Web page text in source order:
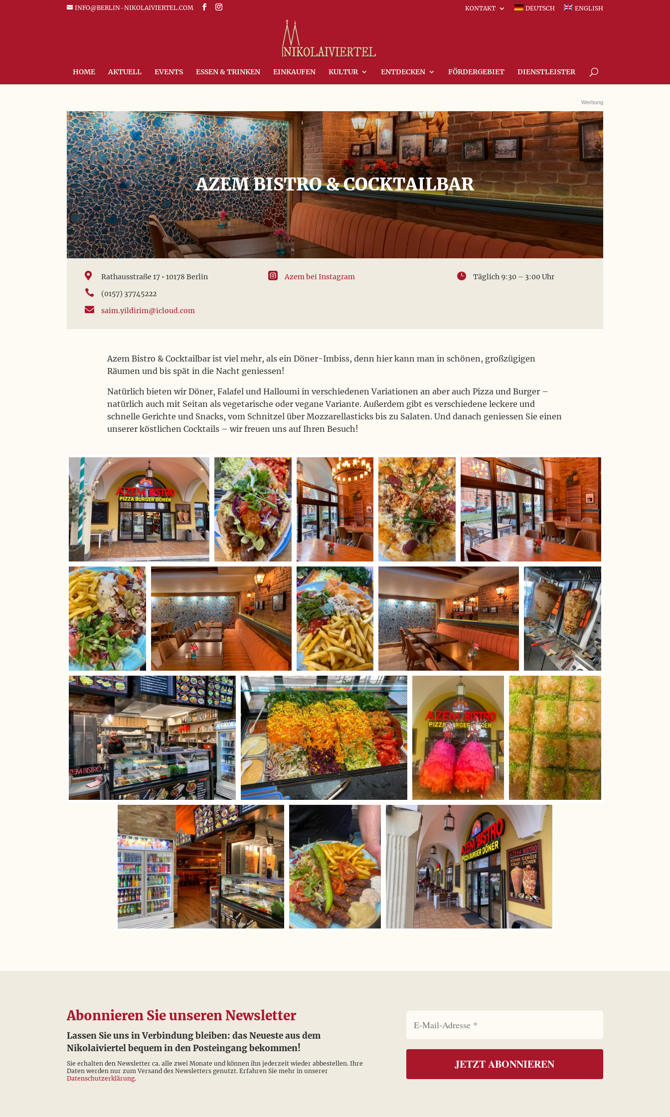
INFO@BERLIN-NIKOLAIVIERTEL.COM KONTAKT DEUTSCH ENGLISH
HOME AKTUELL EVENTS ESSEN & TRINKEN EINKAUFEN KULTUR ENTDECKEN FÖRDERGEBIET DIENSTLEISTER
Werbung
AZEM BISTRO & COCKTAILBAR
 Rathausstraße 17 • 10178 Berlin
 (0157) 37745222
 saim.yildirim@icloud.com
 Azem bei Instagram  Täglich 9:30 – 3:00 Uhr
Azem Bistro & Cocktailbar ist viel mehr, als ein Döner-Imbiss, denn hier kann man in schönen, großzügigen
Räumen und bis spät in die Nacht geniessen!
Natürlich bieten wir Döner, Falafel und Halloumi in verschiedenen Variationen an aber auch Pizza und Burger –
natürlich auch mit Seitan als vegetarische oder vegane Variante. Außerdem gibt es verschiedene leckere und
schnelle Gerichte und Snacks, vom Schnitzel über Mozzarellasticks bis zu Salaten. Und danach geniessen Sie einen
unserer köstlichen Cocktails – wir freuen uns auf Ihren Besuch!
Abonnieren Sie unseren Newsletter
Lassen Sie uns in Verbindung bleiben: das Neueste aus dem
Nikolaiviertel bequem in den Posteingang bekommen!
Sie erhalten den Newsletter ca. alle zwei Monate und können ihn jederzeit wieder abbestellen. Ihre
Daten werden nur zum Versand des Newsletters genutzt. Erfahren Sie mehr in unserer
Datenschutzerklärung.